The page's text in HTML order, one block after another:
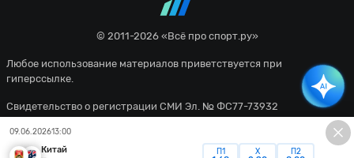
© 2011-2026 «Всё про спорт.ру»
Любое использование материалов приветствуется при
гиперссылке.
Свидетельство о регистрации СМИ Эл. № ФС77-73932
Политика конфиденциальности
09.06.202613:00
Китай
П1 X П2